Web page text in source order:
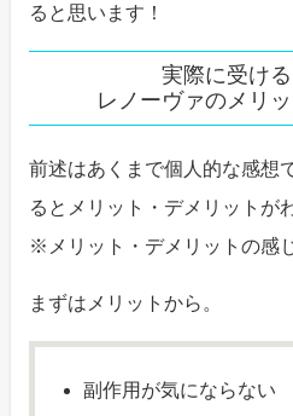
ると思います！
実際に受け
レノーヴァのメリ
前述はあくまで個人的な感想
るとメリット・デメリットが
メリット・デメリットの感
まずはメリットから。
副作用が気にならない